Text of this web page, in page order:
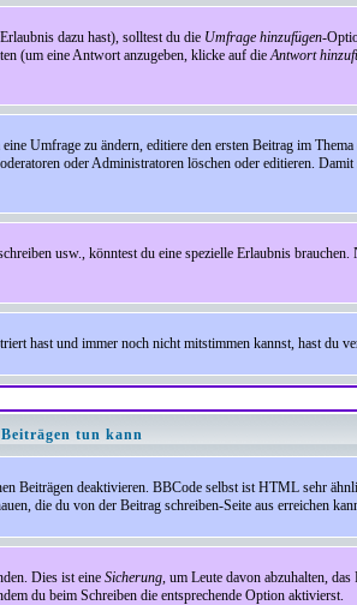
dazu hast), solltest du die Umfrage hinzufügen-
(um eine Antwort anzugeben, klicke auf dieAntwort
Umfrage zu ändern, editiere den ersten Beitrag im
oder Administratoren löschen oder editieren.
usw., könntest du eine spezielle Erlaubnis
hast und immer noch nicht mitstimmen kannst, hast du
tun kann
deaktivieren. BBCode selbst ist HTML sehr
die du von der Beitrag schreiben-Seite aus erreichen
Dies ist eine Sicherung, um Leute davon abzuhalten,
du beim Schreiben die entsprechende Option aktivierst.